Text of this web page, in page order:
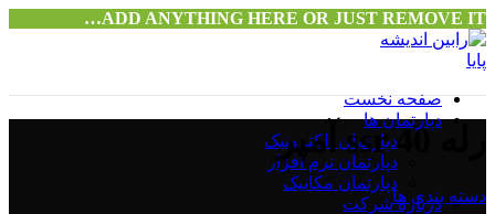
ADD ANYTHING HERE OR JUST REMOVE IT…
صفحه نخست
دپارتمان ها
دپارتمان الکترونیک
دپارتمان نرم افزار
دپارتمان مکانیک
درباره شرکت
رله ssr 40 آمپر
دسته بندی ها